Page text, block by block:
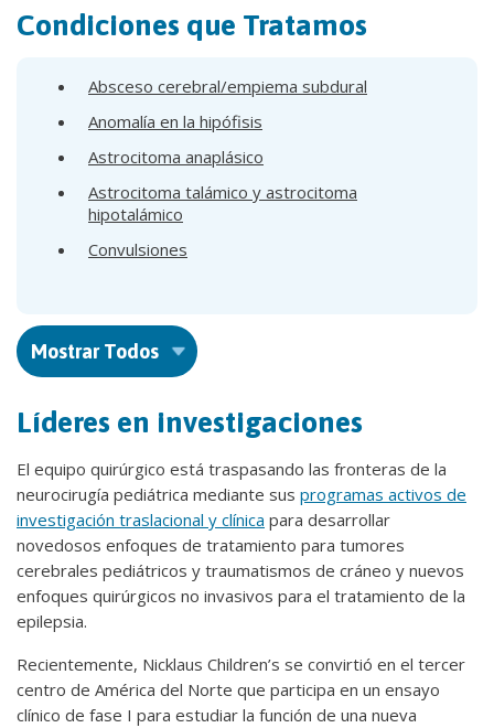
Condiciones que Tratamos
Absceso cerebral/empiema subdural
Anomalía en la hipófisis
Astrocitoma anaplásico
Astrocitoma talámico y astrocitoma
hipotalámico
Convulsiones
Mostrar Todos
Líderes en investigaciones
El equipo quirúrgico está traspasando las fronteras de la
neurocirugía pediátrica mediante sus programas activos de
investigación traslacional y clínica para desarrollar
novedosos enfoques de tratamiento para tumores
cerebrales pediátricos y traumatismos de cráneo y nuevos
enfoques quirúrgicos no invasivos para el tratamiento de la
epilepsia.
Recientemente, Nicklaus Children’s se convirtió en el tercer
centro de América del Norte que participa en un ensayo
clínico de fase I para estudiar la función de una nueva